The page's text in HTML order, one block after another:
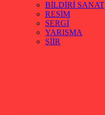
BİLDİRİ SANAT
RESİM
SERGİ
YARIŞMA
ŞİİR